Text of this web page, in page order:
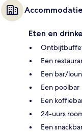
Eten en
Een
Een bar/
Een poolbar
Een
24-uurs
Een